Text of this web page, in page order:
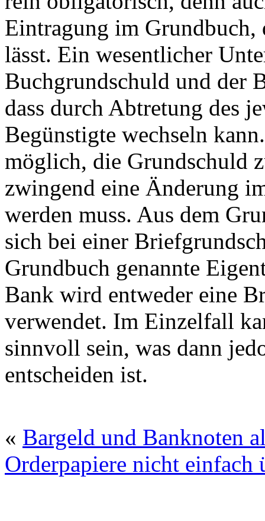
Eintragung im Grundbuch,
lässt. Ein wesentlicher
Buchgrundschuld und der
dass durch Abtretung des
Begünstigte wechseln
möglich, die Grundschuld
zwingend eine Änderung
werden muss. Aus dem
sich bei einer
Grundbuch genannte
Bank wird entweder eine
verwendet. Im Einzelfall
sinnvoll sein, was dann
entscheiden ist.
« Bargeld und Banknoten
Orderpapiere nicht einfach